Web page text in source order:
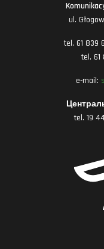
ul.
tel. 61 839
tel. 61
e-mail:
tel. 19